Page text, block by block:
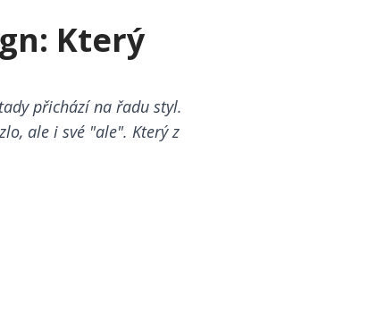
Který
přichází na řadu styl.
ale i své "ale". Který z